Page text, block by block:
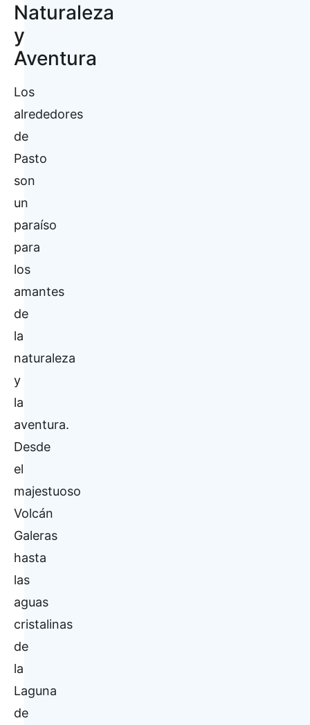
Naturaleza
y
Aventura
Los
alrededores
de
Pasto
son
un
paraíso
para
los
amantes
de
la
naturaleza
y
la
aventura.
Desde
el
majestuoso
Volcán
Galeras
hasta
las
aguas
cristalinas
de
la
Laguna
de